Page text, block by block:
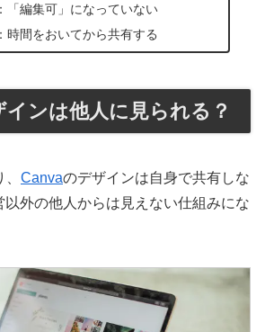
「編集可」になっていない
時間をおいてから共有する
ンは他人に見られる？
Canvaのデザインは自身で共有しな
外の他人からは見えない仕組みにな